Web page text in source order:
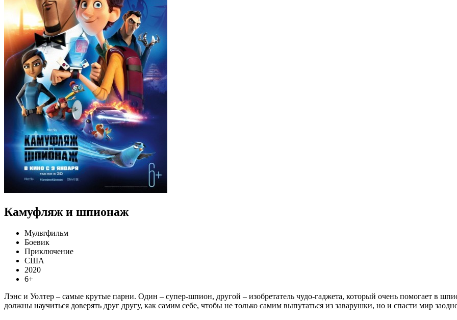
Камуфляж и шпионаж
Мультфильм
Боевик
Приключение
США
2020
6+
Лэнс и Уолтер – самые крутые парни. Один – супер-шпион, другой – изобретатель чудо-гаджета, который очень помогает в
должны научиться доверять друг другу, как самим себе, чтобы не только самим выпутаться из заварушки, но и спасти мир